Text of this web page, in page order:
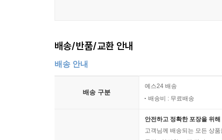
배송/반품/교환 안내
배송 안내
배송 구분
예스24 배송
배송비 : 무료배송
안전하고 정확한 포장을 위
고객님께 배송되는 모든 상